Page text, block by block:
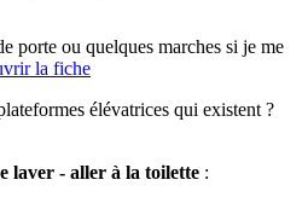
porte ou quelques marches si je me
la fiche
élévatrices qui existent ?
laver - aller à la toilette :